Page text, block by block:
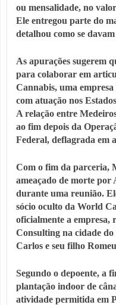
ou mensalidade, no
Ele entregou parte do
detalhou como se
As apurações sugerem
para colaborar em
Cannabis, uma
com atuação nos
A relação entre
ao fim depois da
Federal, deflagrada em
Com o fim da parceria,
ameaçado de morte
durante uma reunião.
sócio oculto da World
oficialmente a empresa,
Consulting na cidade
Carlos e seu filho
Segundo o depoente, a
plantação indoor de
atividade permitida em